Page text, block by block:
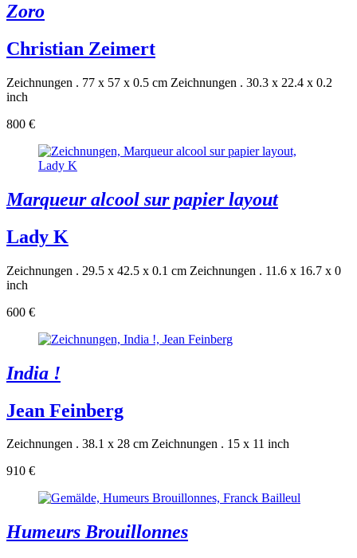
Zoro
Christian Zeimert
Zeichnungen . 77 x 57 x 0.5 cm Zeichnungen . 30.3 x 22.4 x 0.2
inch
800 €
Marqueur alcool sur papier layout
Lady K
Zeichnungen . 29.5 x 42.5 x 0.1 cm Zeichnungen . 11.6 x 16.7 x 0
inch
600 €
India !
Jean Feinberg
Zeichnungen . 38.1 x 28 cm Zeichnungen . 15 x 11 inch
910 €
Humeurs Brouillonnes